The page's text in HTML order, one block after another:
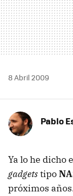
8 Abril 2009
Pablo
Ya lo he dicho
gadgetstipo
próximos